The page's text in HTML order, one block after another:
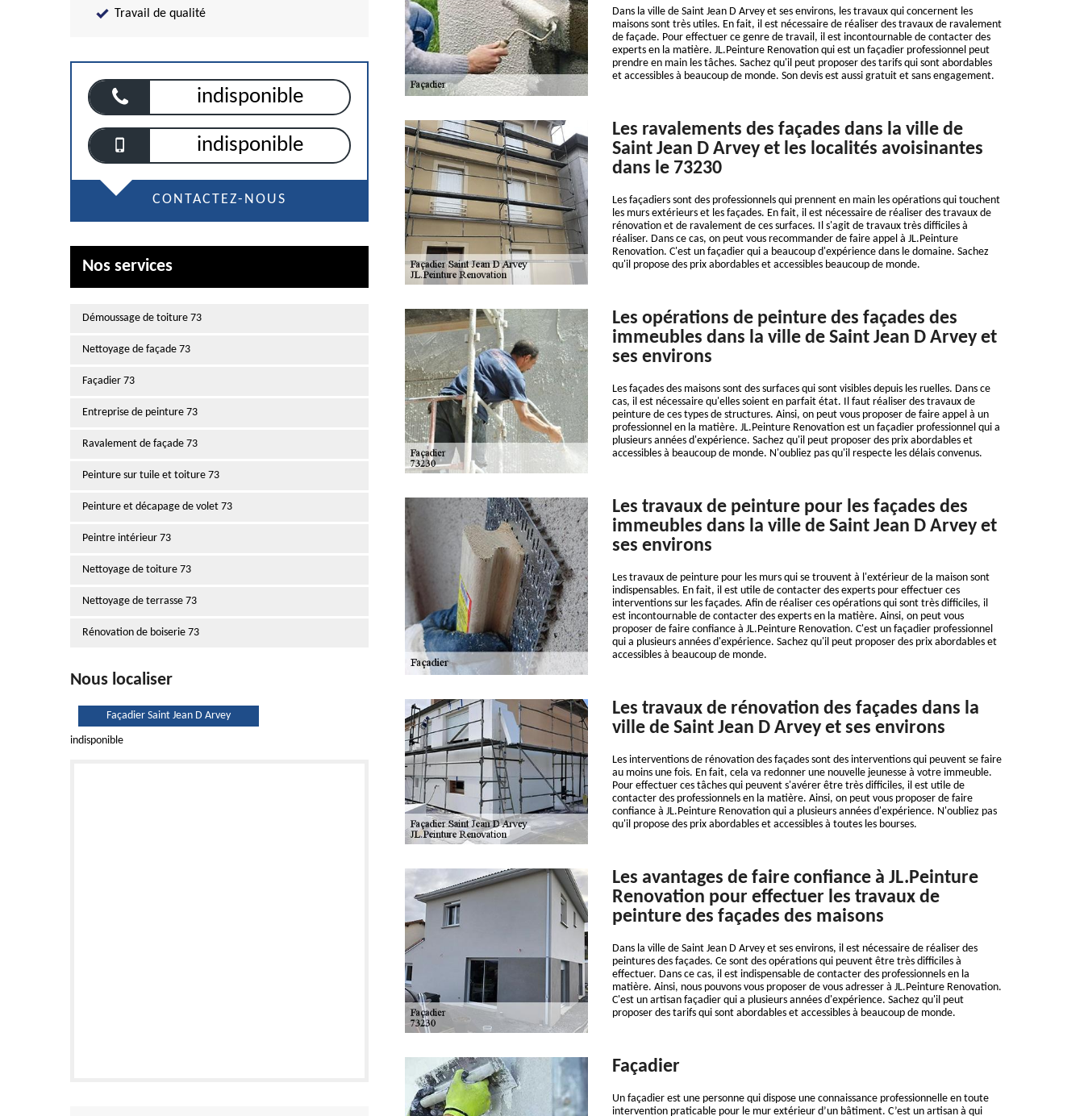
Travail de qualité
indisponible
indisponible
CONTACTEZ-NOUS
Nos services
Démoussage de toiture 73
Nettoyage de façade 73
Façadier 73
Entreprise de peinture 73
Ravalement de façade 73
Peinture sur tuile et toiture 73
Peinture et décapage de volet 73
Peintre intérieur 73
Nettoyage de toiture 73
Nettoyage de terrasse 73
Rénovation de boiserie 73
Nous localiser
Façadier Saint Jean D Arvey
indisponible
Dans la ville de Saint Jean D Arvey et ses environs, les travaux qui concernent les
maisons sont très utiles. En fait, il est nécessaire de réaliser des travaux de ravalement
de façade. Pour effectuer ce genre de travail, il est incontournable de contacter des
experts en la matière. JL.Peinture Renovation qui est un façadier professionnel peut
prendre en main les tâches. Sachez qu'il peut proposer des tarifs qui sont abordables
et accessibles à beaucoup de monde. Son devis est aussi gratuit et sans engagement.
Les ravalements des façades dans la ville de
Saint Jean D Arvey et les localités avoisinantes
dans le 73230
Les façadiers sont des professionnels qui prennent en main les opérations qui touchent
les murs extérieurs et les façades. En fait, il est nécessaire de réaliser des travaux de
rénovation et de ravalement de ces surfaces. Il s'agit de travaux très difficiles à
réaliser. Dans ce cas, on peut vous recommander de faire appel à JL.Peinture
Renovation. C'est un façadier qui a beaucoup d'expérience dans le domaine. Sachez
qu'il propose des prix abordables et accessibles beaucoup de monde.
Les opérations de peinture des façades des
immeubles dans la ville de Saint Jean D Arvey et
ses environs
Les façades des maisons sont des surfaces qui sont visibles depuis les ruelles. Dans ce
cas, il est nécessaire qu'elles soient en parfait état. Il faut réaliser des travaux de
peinture de ces types de structures. Ainsi, on peut vous proposer de faire appel à un
professionnel en la matière. JL.Peinture Renovation est un façadier professionnel qui a
plusieurs années d'expérience. Sachez qu'il peut proposer des prix abordables et
accessibles à beaucoup de monde. N'oubliez pas qu'il respecte les délais convenus.
Les travaux de peinture pour les façades des
immeubles dans la ville de Saint Jean D Arvey et
ses environs
Les travaux de peinture pour les murs qui se trouvent à l'extérieur de la maison sont
indispensables. En fait, il est utile de contacter des experts pour effectuer ces
interventions sur les façades. Afin de réaliser ces opérations qui sont très difficiles, il
est incontournable de contacter des experts en la matière. Ainsi, on peut vous
proposer de faire confiance à JL.Peinture Renovation. C'est un façadier professionnel
qui a plusieurs années d'expérience. Sachez qu'il peut proposer des prix abordables et
accessibles à beaucoup de monde.
Les travaux de rénovation des façades dans la
ville de Saint Jean D Arvey et ses environs
Les interventions de rénovation des façades sont des interventions qui peuvent se faire
au moins une fois. En fait, cela va redonner une nouvelle jeunesse à votre immeuble.
Pour effectuer ces tâches qui peuvent s'avérer être très difficiles, il est utile de
contacter des professionnels en la matière. Ainsi, on peut vous proposer de faire
confiance à JL.Peinture Renovation qui a plusieurs années d'expérience. N'oubliez pas
qu'il propose des prix abordables et accessibles à toutes les bourses.
Les avantages de faire confiance à JL.Peinture
Renovation pour effectuer les travaux de
peinture des façades des maisons
Dans la ville de Saint Jean D Arvey et ses environs, il est nécessaire de réaliser des
peintures des façades. Ce sont des opérations qui peuvent être très difficiles à
effectuer. Dans ce cas, il est indispensable de contacter des professionnels en la
matière. Ainsi, nous pouvons vous proposer de vous adresser à JL.Peinture Renovation.
C'est un artisan façadier qui a plusieurs années d'expérience. Sachez qu'il peut
proposer des tarifs qui sont abordables et accessibles à beaucoup de monde.
Façadier
Un façadier est une personne qui dispose une connaissance professionnelle en toute
intervention praticable pour le mur extérieur d’un bâtiment. C’est un artisan à qui